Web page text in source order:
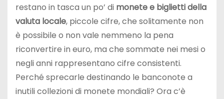
restano in tasca un po’ di monete e biglietti della
valuta locale, piccole cifre, che solitamente non
è possibile o non vale nemmeno la pena
riconvertire in euro, ma che sommate nei mesi o
negli anni rappresentano cifre consistenti.
Perché sprecarle destinando le banconote a
inutili collezioni di monete mondiali? Ora c’è